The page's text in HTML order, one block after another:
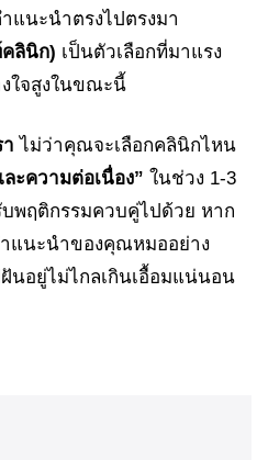
นะนำตรงไปตรงมา
ลินิก) เป็นตัวเลือกที่มาแรง
ใจสูงในขณะนี้
ไม่ว่าคุณจะเลือกคลินิกไหน
ะความต่อเนื่อง” ในช่วง 1-3
บพฤติกรรมควบคู่ไปด้วย หาก
แนะนำของคุณหมออย่าง
ฝันอยู่ไม่ไกลเกินเอื้อมแน่นอน